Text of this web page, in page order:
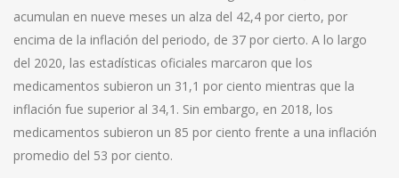
acumulan en nueve meses un alza del 42,4 por cierto, por
encima de la inflación del periodo, de 37 por cierto. A lo largo
del 2020, las estadísticas oficiales marcaron que los
medicamentos subieron un 31,1 por ciento mientras que la
inflación fue superior al 34,1. Sin embargo, en 2018, los
medicamentos subieron un 85 por ciento frente a una inflación
promedio del 53 por ciento.